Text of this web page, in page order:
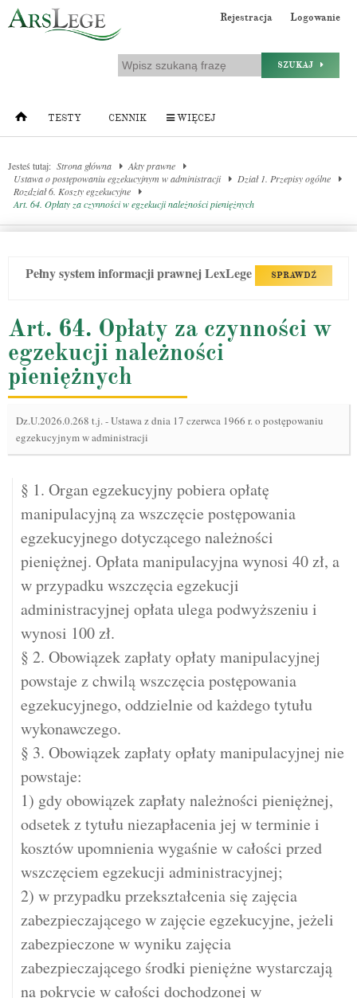
Rejestracja Logowanie
SZUKAJ
TESTY CENNIK WIĘCEJ
Jesteś tutaj: Strona główna
Akty prawne
Ustawa o postępowaniu egzekucyjnym w administracji
Dział 1. Przepisy ogólne
Rozdział 6. Koszty egzekucyjne
Art. 64. Opłaty za czynności w egzekucji należności pieniężnych
Pełny system informacji prawnej LexLege SPRAWDŹ
Art. 64. Opłaty za czynności w
egzekucji należności
pieniężnych
Dz.U.2026.0.268 t.j.-Ustawa z dnia 17 czerwca 1966 r. o postępowaniu
egzekucyjnym w administracji
§ 1. Organ egzekucyjny pobiera opłatę
manipulacyjną za wszczęcie postępowania
egzekucyjnego dotyczącego należności
pieniężnej. Opłata manipulacyjna wynosi 40 zł, a
w przypadku wszczęcia egzekucji
administracyjnej opłata ulega podwyższeniu i
wynosi 100 zł.
§ 2. Obowiązek zapłaty opłaty manipulacyjnej
powstaje z chwilą wszczęcia postępowania
egzekucyjnego, oddzielnie od każdego tytułu
wykonawczego.
§ 3. Obowiązek zapłaty opłaty manipulacyjnej nie
powstaje:
1) gdy obowiązek zapłaty należności pieniężnej,
odsetek z tytułu niezapłacenia jej w terminie i
kosztów upomnienia wygaśnie w całości przed
wszczęciem egzekucji administracyjnej;
2) w przypadku przekształcenia się zajęcia
zabezpieczającego w zajęcie egzekucyjne, jeżeli
zabezpieczone w wyniku zajęcia
zabezpieczającego środki pieniężne wystarczają
na pokrycie w całości dochodzonej w